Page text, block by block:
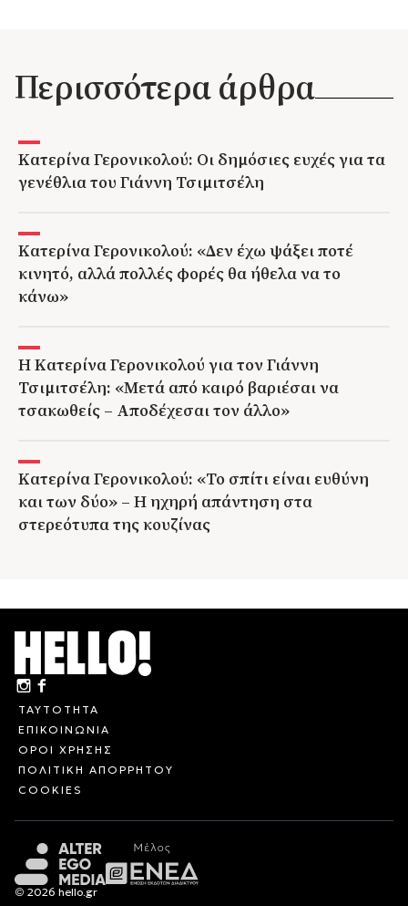
Περισσότερα άρθρα
Κατερίνα Γερονικολού: Οι δημόσιες ευχές για τα
γενέθλια του Γιάννη Τσιμιτσέλη
Κατερίνα Γερονικολού: «Δεν έχω ψάξει ποτέ
κινητό, αλλά πολλές φορές θα ήθελα να το
κάνω»
Η Κατερίνα Γερονικολού για τον Γιάννη
Τσιμιτσέλη: «Μετά από καιρό βαριέσαι να
τσακωθείς – Αποδέχεσαι τον άλλο»
Κατερίνα Γερονικολού: «Το σπίτι είναι ευθύνη
και των δύο» – Η ηχηρή απάντηση στα
στερεότυπα της κουζίνας
ΤΑΥΤΟΤΗΤΑ
ΕΠΙΚΟΙΝΩΝΙΑ
ΟΡΟΙ ΧΡΗΣΗΣ
ΠΟΛΙΤΙΚΗ ΑΠΟΡΡΗΤΟΥ
COOKIES
© 2026 hello.gr